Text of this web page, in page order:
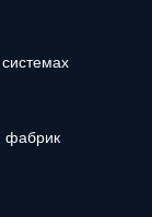
фабрик